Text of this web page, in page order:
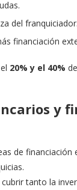
del franquiciador.
financiación
20% y el 40%
y
de financiación
tanto la